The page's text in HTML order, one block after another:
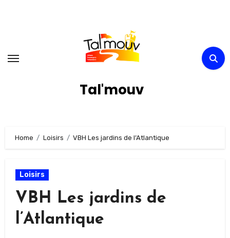
Tal'mouv
Home Loisirs VBH Les jardins de l’Atlantique
Loisirs
VBH Les jardins de
l’Atlantique